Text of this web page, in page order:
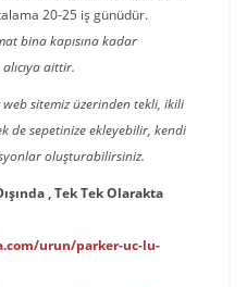
20-25 iş günüdür.
bina kapısına kadar
aittir.
sitemiz üzerinden tekli, ikili
de sepetinize ekleyebilir, kendi
oluşturabilirsiniz.
, Tek Tek Olarakta
urun/parker-uc-lu-